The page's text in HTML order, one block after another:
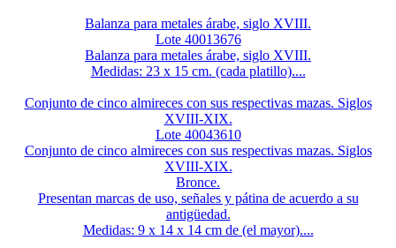
Balanza para metales árabe, siglo XVIII.
Lote 40013676
Balanza para metales árabe, siglo XVIII.
Medidas: 23 x 15 cm. (cada platillo)....
Conjunto de cinco almireces con sus respectivas mazas. Siglos
XVIII-XIX.
Lote 40043610
Conjunto de cinco almireces con sus respectivas mazas. Siglos
XVIII-XIX.
Bronce.
Presentan marcas de uso, señales y pátina de acuerdo a su
antigüedad.
Medidas: 9 x 14 x 14 cm de (el mayor)....